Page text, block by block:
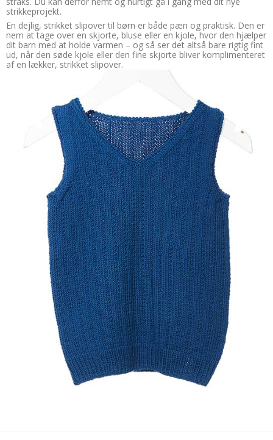
strikkeprojekt.
En dejlig, strikket slipover til børn er både pæn og praktisk. Den er
nem at tage over en skjorte, bluse eller en kjole, hvor den hjælper
dit barn med at holde varmen – og så ser det altså bare rigtig fint
ud, når den søde kjole eller den fine skjorte bliver komplimenteret
af en lækker, strikket slipover.